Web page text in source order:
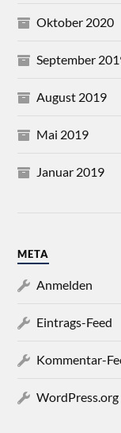
Oktober 2020
September
August 2019
Mai 2019
Januar 2019
META
Anmelden
Eintrags-Feed
Kommentar-
WordPress.org